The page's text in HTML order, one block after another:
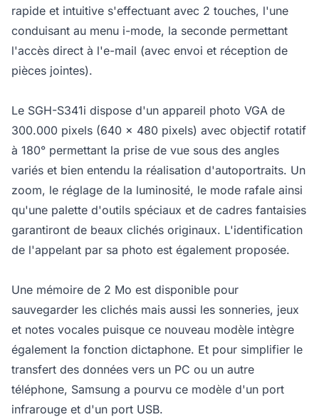
rapide et intuitive s'effectuant avec 2 touches, l'une
conduisant au menu i-mode, la seconde permettant
l'accès direct à l'e-mail (avec envoi et réception de
pièces jointes).
Le SGH-S341i dispose d'un appareil photo VGA de
300.000 pixels (640 x 480 pixels) avec objectif rotatif
à 180° permettant la prise de vue sous des angles
variés et bien entendu la réalisation d'autoportraits. Un
zoom, le réglage de la luminosité, le mode rafale ainsi
qu'une palette d'outils spéciaux et de cadres fantaisies
garantiront de beaux clichés originaux. L'identification
de l'appelant par sa photo est également proposée.
Une mémoire de 2 Mo est disponible pour
sauvegarder les clichés mais aussi les sonneries, jeux
et notes vocales puisque ce nouveau modèle intègre
également la fonction dictaphone. Et pour simplifier le
transfert des données vers un PC ou un autre
téléphone, Samsung a pourvu ce modèle d'un port
infrarouge et d'un port USB.